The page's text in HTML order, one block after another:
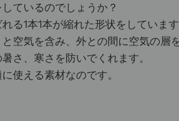
ているのでしょうか？
る1本1本が縮れた形状をしています
空気を含み、外との間に空気の層
さ、寒さを防いでくれます。
使える素材なのです。